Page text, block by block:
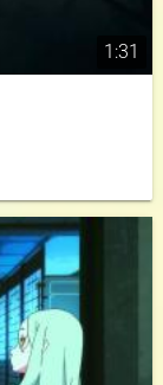
1:31